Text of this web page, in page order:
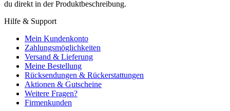
du direkt in der Produktbeschreibung.
Hilfe & Support
Mein Kundenkonto
Zahlungsmöglichkeiten
Versand & Lieferung
Meine Bestellung
Rücksendungen & Rückerstattungen
Aktionen & Gutscheine
Weitere Fragen?
Firmenkunden